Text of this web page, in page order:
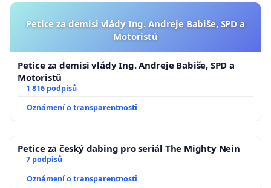
Petice za demisi vlády Ing. Andreje Babiše, SPD a
Motoristů
Petice za demisi vlády Ing. Andreje Babiše, SPD a
Motoristů
1 816 podpisů
Oznámení o transparentnosti
Petice za český dabing pro seriál The Mighty Nein
7 podpisů
Oznámení o transparentnosti